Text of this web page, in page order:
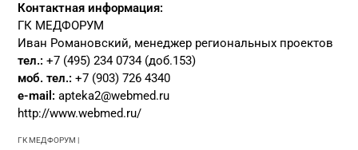
Контактная информация:
ГК МЕДФОРУМ
Иван Романовский, менеджер региональных проектов
тел.: +7 (495) 234 0734 (доб.153)
моб. тел.: +7 (903) 726 4340
e-mail: apteka2@webmed.ru
http://www.webmed.ru/
ГК МЕДФОРУМ |